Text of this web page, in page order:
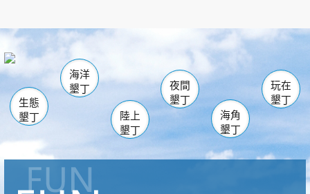
南仁湖
海生館
恆春 佳樂水
龍鑾潭自然中心 森林遊樂區
瓊麻館
關山 墾管處遊客中心
社頂公園 風吹沙
船帆石
白砂 龍磐公園
香蕉灣
砂島
鵝鑾鼻
生態
墾丁
海洋
墾丁
陸上
墾丁
夜間
墾丁
海角
墾丁
玩在
墾丁